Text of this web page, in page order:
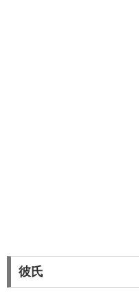
彼氏